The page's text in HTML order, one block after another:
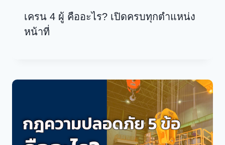
เครน 4 ผู้ คืออะไร? เปิดครบทุกตำแหน่ง
หน้าที่